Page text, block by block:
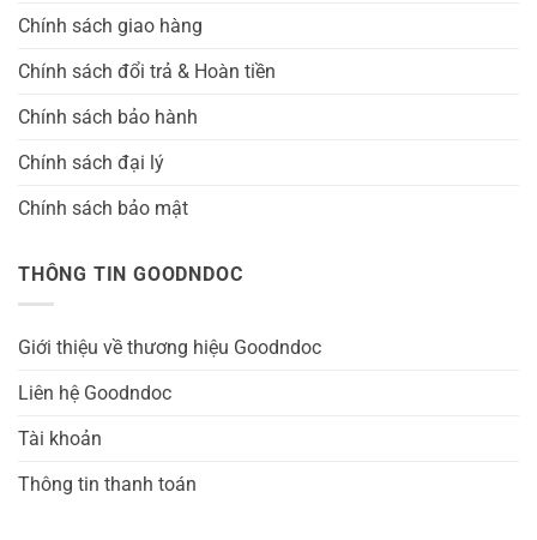
Chính sách giao hàng
Chính sách đổi trả & Hoàn tiền
Chính sách bảo hành
Chính sách đại lý
Chính sách bảo mật
THÔNG TIN GOODNDOC
Giới thiệu về thương hiệu Goodndoc
Liên hệ Goodndoc
Tài khoản
Thông tin thanh toán